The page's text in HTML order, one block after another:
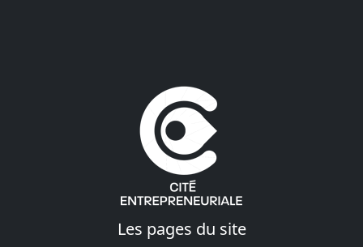
Les pages du site